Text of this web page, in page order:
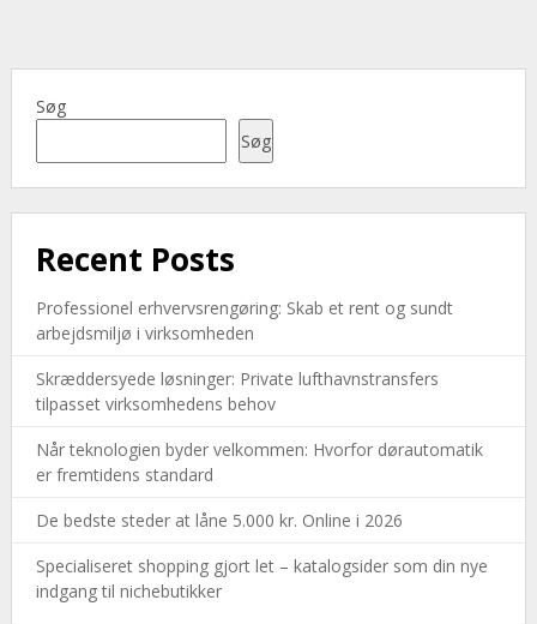
Søg
Søg
Recent Posts
Professionel erhvervsrengøring: Skab et rent og sundt
arbejdsmiljø i virksomheden
Skræddersyede løsninger: Private lufthavnstransfers
tilpasset virksomhedens behov
Når teknologien byder velkommen: Hvorfor dørautomatik
er fremtidens standard
De bedste steder at låne 5.000 kr. Online i 2026
Specialiseret shopping gjort let – katalogsider som din nye
indgang til nichebutikker